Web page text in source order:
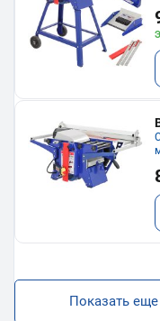
Показать еще